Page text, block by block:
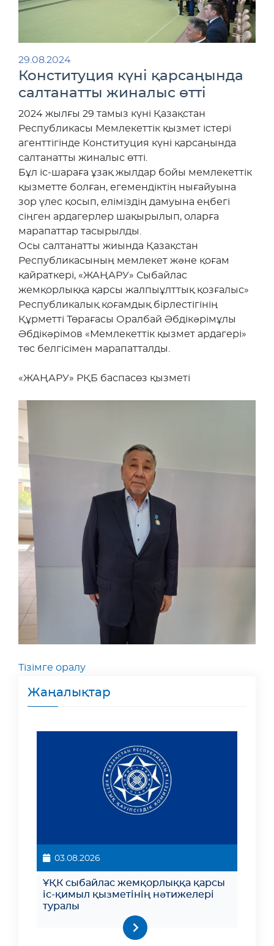
Жаңалықтар
03.08.2026
ҰҚК сыбайлас жемқорлыққа қарсы
іс-қимыл қызметінің нәтижелері
туралы
29.08.2024
Конституция күні қарсаңында
салтанатты жиналыс өтті
2024 жылғы 29 тамыз күні Қазақстан
Республикасы Мемлекеттік қызмет істері
агенттігінде Конституция күні қарсаңында
салтанатты жиналыс өтті.
Бұл іс-шараға ұзақ жылдар бойы мемлекеттік
қызметте болған, егемендіктің нығайуына
зор үлес қосып, еліміздің дамуына еңбегі
сіңген ардагерлер шақырылып, оларға
марапаттар тасырылды.
Осы салтанатты жиында Қазақстан
Республикасының мемлекет және қоғам
қайраткері, «ЖАҢАРУ» Сыбайлас
жемқорлыққа қарсы жалпыұлттық қозғалыс»
Республикалық қоғамдық бірлестігінің
Құрметті Төрағасы Оралбай Әбдікәрімұлы
Әбдікәрімов «Мемлекеттік қызмет ардагері»
төс белгісімен марапатталды.
«ЖАҢАРУ» РҚБ баспасөз қызметі
Тізімге оралу